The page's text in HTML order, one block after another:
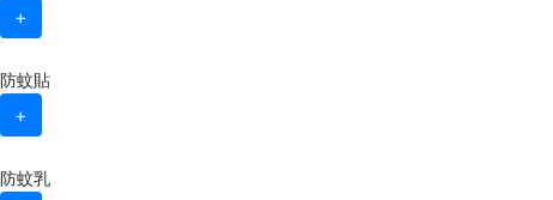
+
防蚊貼
+
防蚊乳